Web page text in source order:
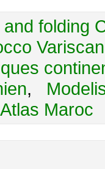
and folding
,
Maroc